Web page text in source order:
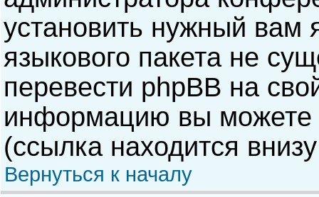
установить нужный вам
языкового пакета не
перевести phpBB на
информацию вы можете
(ссылка находится
Вернуться к началу